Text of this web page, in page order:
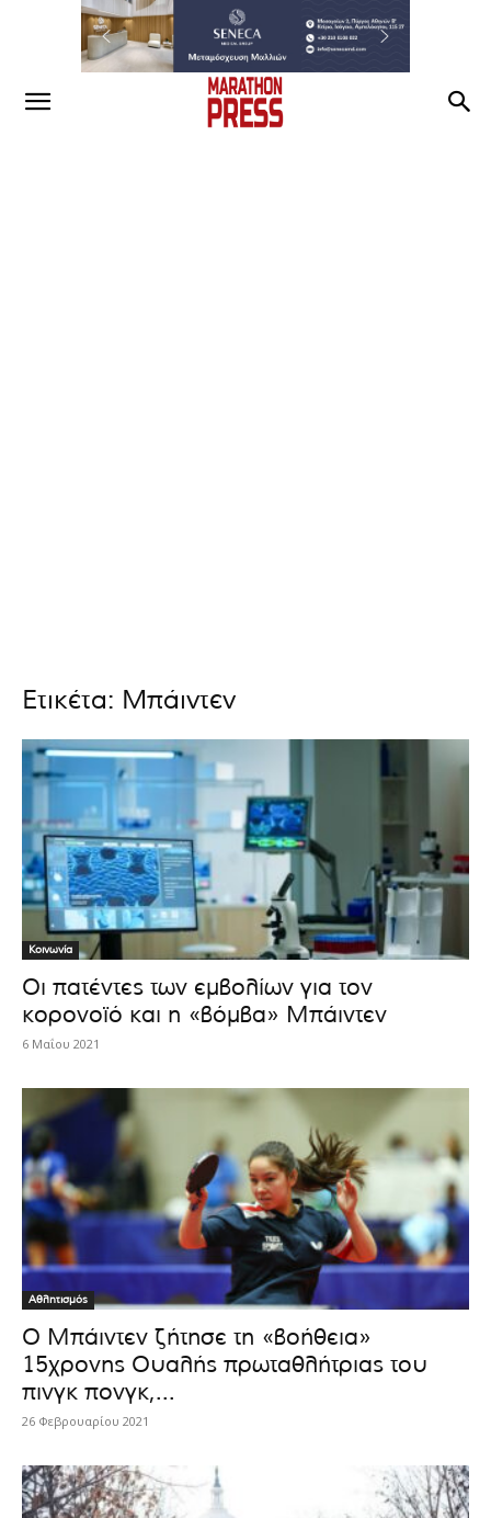
Ετικέτα: Μπάιντεν
Κοινωνία
Οι πατέντες των εμβολίων για τον
κορονοϊό και η «βόμβα» Μπάιντεν
6 Μαΐου 2021
Αθλητισμός
Ο Μπάιντεν ζήτησε τη «βοήθεια»
15χρονης Ουαλής πρωταθλήτριας του
πινγκ πονγκ,...
26 Φεβρουαρίου 2021